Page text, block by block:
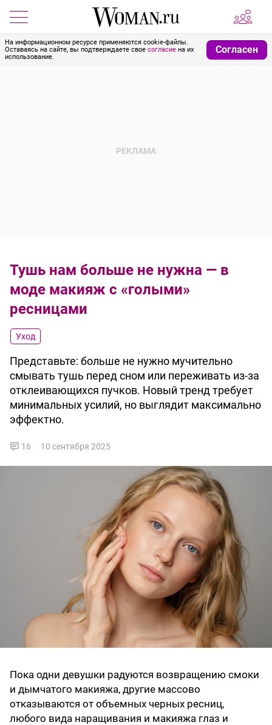
На информационном ресурсе применяются cookie-файлы.
Оставаясь на сайте, вы подтверждаете свое согласие на их
использование.
Согласен
Тушь нам больше не нужна — в
моде макияж с «голыми»
ресницами
Уход
Представьте: больше не нужно мучительно
смывать тушь перед сном или переживать из-за
отклеивающихся пучков. Новый тренд требует
минимальных усилий, но выглядит максимально
эффектно.
16 10 сентября 2025
Пока одни девушки радуются возвращению смоки
и дымчатого макияжа, другие массово
отказываются от объемных черных ресниц,
любого вида наращивания и макияжа глаз и